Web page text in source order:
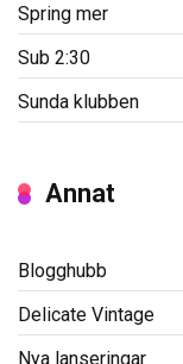
Spring mer
Sub 2:30
Sunda klubben
Annat
Blogghubb
Delicate Vintage
Nya lanseringar